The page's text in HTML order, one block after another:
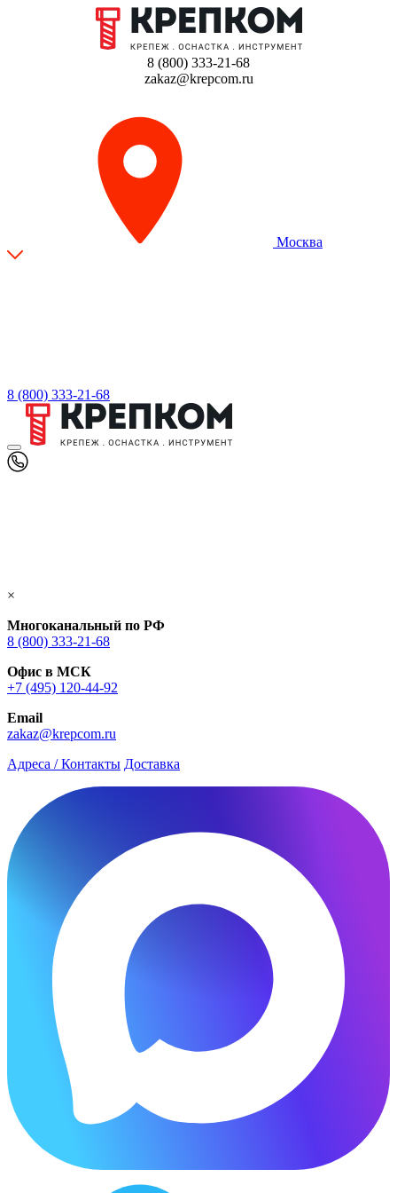
8 (800) 333-21-68
zakaz@krepcom.ru
Москва
8 (800) 333-21-68
×
Многоканальный по РФ
8 (800) 333‑21-68
Офис в МСК
+7 (495) 120-44-92
Email
zakaz@krepcom.ru
Адреса / Контакты Доставка